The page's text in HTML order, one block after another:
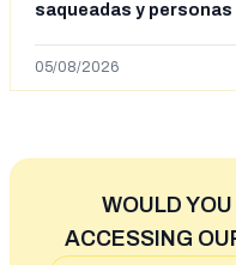
saqueadas y
situación irregular a
05/08/2026
WOULD
ACCESSING